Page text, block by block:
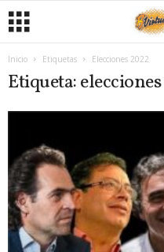
Inicio Etiquetas Elecciones 2022
Etiqueta: